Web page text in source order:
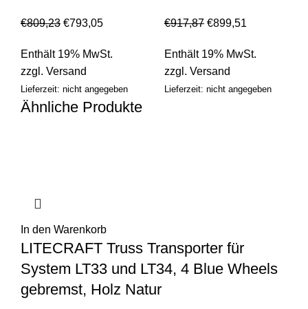
€809,23 €793,05
Enthält 19% MwSt.
zzgl. Versand
Lieferzeit: nicht angegeben
€917,87 €899,51
Enthält 19% MwSt.
zzgl. Versand
Lieferzeit: nicht angegeben
Ähnliche Produkte
In den Warenkorb
LITECRAFT Truss Transporter für
System LT33 und LT34, 4 Blue Wheels
gebremst, Holz Natur